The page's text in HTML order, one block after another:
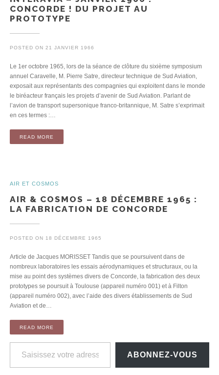
CONCORDE ! DU PROJET AU
PROTOTYPE
POSTED ON 21 JANVIER 1966
Le 1er octobre 1965, lors de la séance de clôture du sixième symposium
annuel Caravelle, M. Pierre Satre, directeur technique de Sud Aviation,
exposait aux représentants des compagnies qui exploitent dans le monde
le biréacteur français les projets d’avenir de Sud Aviation. Parlant de
l’avion de transport supersonique franco-britannique, M. Satre s’exprimait
en ces termes :…
READ MORE
AIR ET COSMOS
AIR & COSMOS – 18 DÉCEMBRE 1965 :
LA FABRICATION DE CONCORDE
POSTED ON 18 DÉCEMBRE 1965
Article de Jacques MORISSET Tandis que se poursuivent dans de
nombreux laboratoires les essais aérodynamiques et structuraux, ou la
mise au point des systèmes divers de Concorde, la fabrication des deux
prototypes se poursuit à Toulouse (appareil numéro 001) et à Filton
(appareil numéro 002), avec l’aide des divers établissements de Sud
Aviation et de…
READ MORE
Saisissez votre adresse e-mail…
ABONNEZ-VOUS